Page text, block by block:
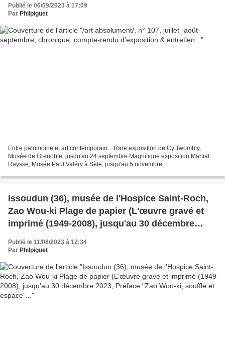
Publié le 06/09/2023 à 17:09
Par Philpiguet
Entre patrimoine et art contemporain... Rare exposition de Cy Twombly,
Musée de Grenoble, jusqu'au 24 septembre Magnifique exposition Martial
Raysse, Musée Paul Valéry à Sète, jusqu'au 5 novembre
Issoudun (36), musée de l'Hospice Saint-Roch,
Zao Wou-ki Plage de papier (L'œuvre gravé et
imprimé (1949-2008), jusqu'au 30 décembre
Publié le 11/08/2023 à 12:34
Par Philpiguet